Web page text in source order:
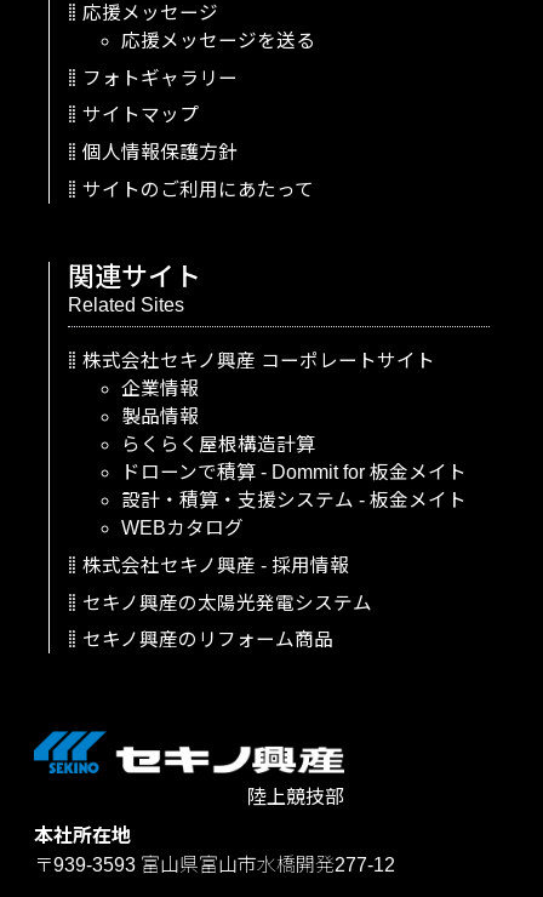
陸上競技部
本社所在地
〒939-3593 富山県富山市水橋開発277-12
応援メッセージ
応援メッセージを送る
フォトギャラリー
サイトマップ
個人情報保護方針
サイトのご利用にあたって
関連サイト
Related Sites
株式会社セキノ興産 コーポレートサイト
企業情報
製品情報
らくらく屋根構造計算
ドローンで積算 - Dommit for 板金メイト
設計・積算・支援システム - 板金メイト
WEBカタログ
株式会社セキノ興産 - 採用情報
セキノ興産の太陽光発電システム
セキノ興産のリフォーム商品